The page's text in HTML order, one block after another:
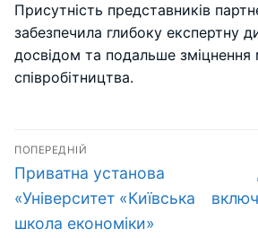
Присутність представників
забезпечила глибоку експертну
досвідом та подальше зміцнення
співробітництва.
Навігація
записів
ПОПЕРЕДНІЙ
Попередній
запис:
Приватна установа
«Університет «Київська
школа економіки»